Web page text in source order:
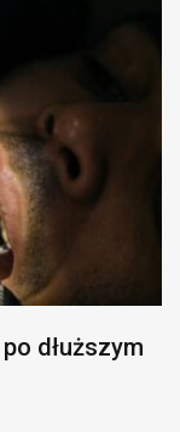
dłuższym